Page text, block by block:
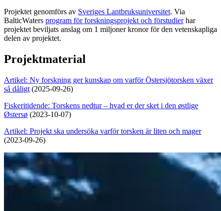
Projektet genomförs av Sveriges Lantbruksuniversitet. Via
BalticWaters program för forskningsprojekt och förstudierhar
projektet beviljats anslag om 1 miljoner kronor för den vetenskapliga
delen av projektet.
Projektmaterial
Artikel: Ny forskning ger kunskap om varför Östersjötorsken växer
så dåligt (2025-09-26)
Fiskeritidende: Torskens nedtur – hvad er der sket i den østlige
Østersø (2023-10-07)
Artikel: Projekt ska undersöka varför torsken är liten och mager
(2023-09-26)